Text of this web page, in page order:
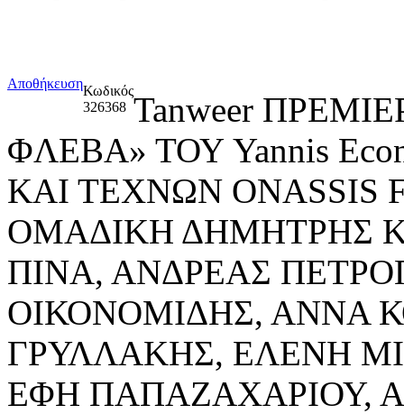
ΑποθήκευσηΚωδικός
326368 Tanweer
ΦΛΕΒΑ» ΤΟΥ Yannis
ΚΑΙ ΤΕΧΝΩΝ ONASSIS
ΟΜΑΔΙΚΗ ΔΗΜΗΤΡΗΣ
ΠΙΝΑ, ΑΝΔΡΕΑΣ
ΟΙΚΟΝΟΜΙΔΗΣ, ΑΝΝΑ
ΓΡΥΛΛΑΚΗΣ, ΕΛΕΝΗ
ΕΦΗ ΠΑΠΑΖΑΧΑΡΙΟΥ,